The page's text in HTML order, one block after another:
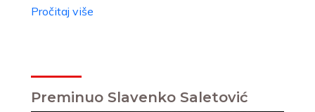
Pročitaj više
Preminuo Slavenko Saletović